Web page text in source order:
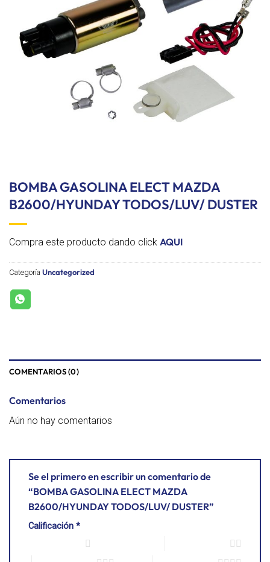
deseos
BOMBA GASOLINA ELECT MAZDA
B2600/HYUNDAY TODOS/LUV/ DUSTER
Compra este producto dando click AQUI
Categoría Uncategorized
COMENTARIOS (0)
Comentarios
Aún no hay comentarios
Se el primero en escribir un comentario de
“BOMBA GASOLINA ELECT MAZDA
B2600/HYUNDAY TODOS/LUV/ DUSTER”
Calificación *